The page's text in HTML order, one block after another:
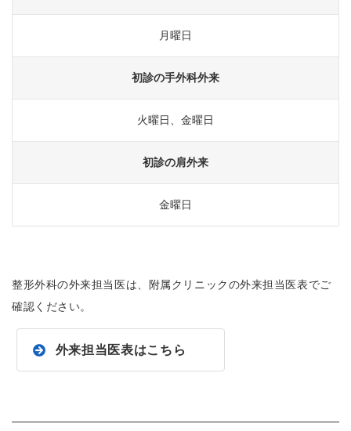
月曜日
初診の手外科外来
火曜日、金曜日
初診の肩外来
金曜日
整形外科の外来担当医は、附属クリニックの外来担当医表でご
確認ください。
外来担当医表はこちら